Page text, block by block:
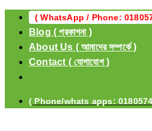
Skip
content
( WhatsApp / Phone:
Blog ( প্রকাশনা )
About Us ( আমাদের সম্পর্কে )
Contact ( যোগাযোগ )
( Phone/whats apps: